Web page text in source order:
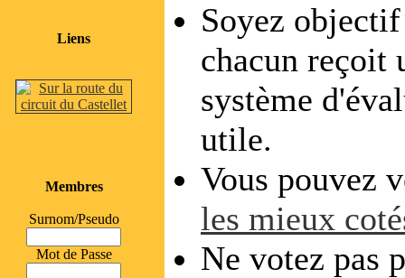
Liens
Membres
Surnom/Pseudo
Mot de Passe
Soyez
chacun reçoit
système
utile.
Vous pouvez
les mieux
Ne votez pas